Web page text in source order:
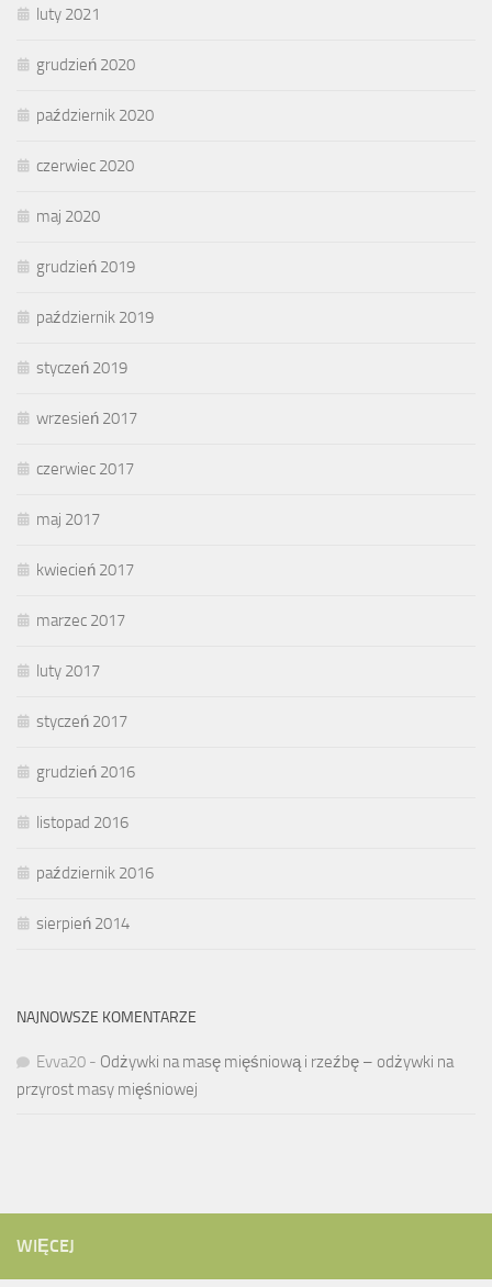
luty 2021
grudzień 2020
październik 2020
czerwiec 2020
maj 2020
grudzień 2019
październik 2019
styczeń 2019
wrzesień 2017
czerwiec 2017
maj 2017
kwiecień 2017
marzec 2017
luty 2017
styczeń 2017
grudzień 2016
listopad 2016
październik 2016
sierpień 2014
NAJNOWSZE KOMENTARZE
Evva20 - Odżywki na masę mięśniową i rzeźbę – odżywki na
przyrost masy mięśniowej
WIĘCEJ